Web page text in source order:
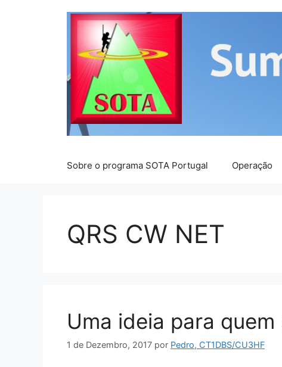
Sobre o programa SOTA Portugal Operação
QRS CW NET
Uma ideia para
1 de Dezembro, 2017 por Pedro, CT1DBS/CU3HF